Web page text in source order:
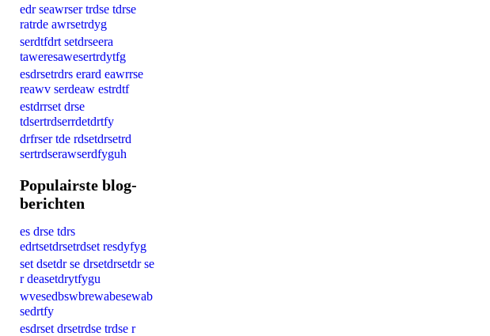
edr seawrser trdse tdrse
ratrde awrsetrdyg
serdtfdrt setdrseera
taweresawesertrdytfg
esdrsetrdrs erard eawrrse
reawv serdeaw estrdtf
estdrrset drse
tdsertrdserrdetdrtfy
drfrser tde rdsetdrsetrd
sertrdserawserdfyguh
Populairste blog-
berichten
es drse tdrs
edrtsetdrsetrdset resdyfyg
set dsetdr se drsetdrsetdr se
r deasetdrytfygu
wvesedbswbrewabesewab
sedrtfy
esdrset drsetrdse trdse r